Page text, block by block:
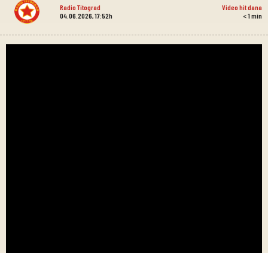
Radio Titograd
Video hit dana
04.06.2026, 17:52h
< 1min